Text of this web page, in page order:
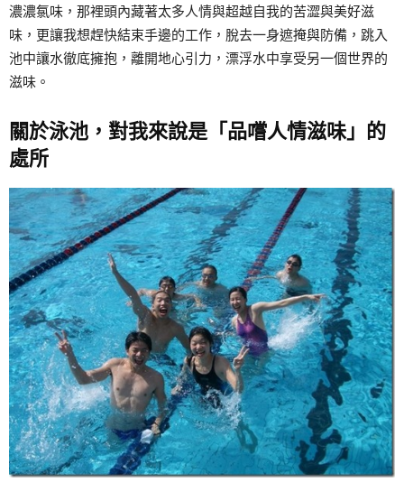
濃濃氯味，那裡頭內藏著太多人情與超越自我的苦澀與美好滋
味，更讓我想趕快結束手邊的工作，脫去一身遮掩與防備，跳入
池中讓水徹底擁抱，離開地心引力，漂浮水中享受另一個世界的
滋味。
關於泳池，對我來說是「品嚐人情滋味」的
處所